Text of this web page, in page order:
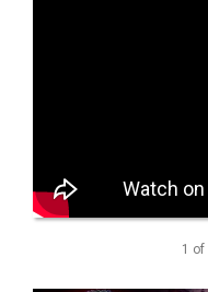
1 of